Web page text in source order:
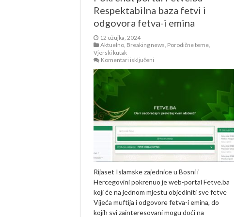
Respektabilna baza fetvi i
odgovora fetva-i emina
12 ožujka, 2024
Aktuelno, Breaking news, Porodične teme,
Vjerski kutak
Komentari isključeni
fetvi
odgovora
i
emina
Rijaset Islamske zajednice u Bosni i
Hercegovini pokrenuo je web-portal Fetve.ba
koji će na jednom mjestu objediniti sve fetve
Vijeća muftija i odgovore fetva-i emina, do
kojih svi zainteresovani mogu doći na